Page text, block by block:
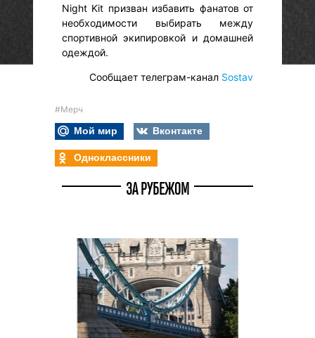
Night Kit призван избавить фанатов от
необходимости выбирать между
спортивной экипировкой и домашней
одеждой.
Сообщает телеграм-канал Sostav
#Мерч
Мой мир
Вконтакте
Одноклассники
ЗА РУБЕЖОМ